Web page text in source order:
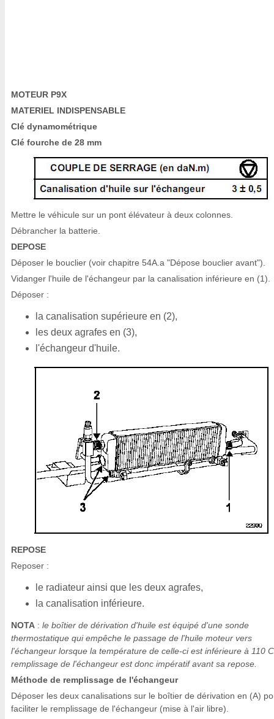
MOTEUR P9X
MATERIEL INDISPENSABLE
Clé dynamométrique
Clé fourche de 28 mm
Mettre le véhicule sur un pont élévateur à deux colonnes.
Débrancher la batterie.
DEPOSE
Déposer le bouclier (voir chapitre 54A.a "Dépose bouclier avant").
Vidanger l'huile de l'échangeur par la canalisation inférieure en (1).
Déposer :
la canalisation supérieure en (2),
les deux agrafes en (3),
l'échangeur d'huile.
REPOSE
Reposer :
le radiateur ainsi que les deux agrafes,
la canalisation inférieure.
NOTA : le boîtier de dérivation d'huile est équipé d'une sonde
thermostatique qui empêche le passage de l'huile moteur vers
l'échangeur lorsque la température de celle-ci est inférieure à 110
remplissage de l'échangeur est donc impératif avant sa repose.
Méthode de remplissage de l'échangeur
Déposer les deux canalisations sur le boîtier de dérivation en (A)
faciliter le remplissage de l'échangeur (mise à l'air libre).